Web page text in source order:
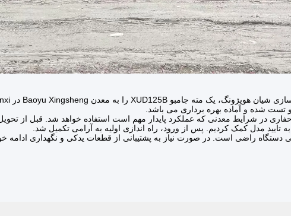
شده و آماده بهره برداری می باشد.
در شرایط معدنی که عملکرد پایدار مهم است استفاده خواهد شد. قبل از
تایید مدل کمک کردیم. پس از ورود، راه اندازی اولیه به آرامی تکمیل شد.
دستگاه راضی است. در صورت نیاز به پشتیبانی از قطعات یدکی و نگهداری ادامه